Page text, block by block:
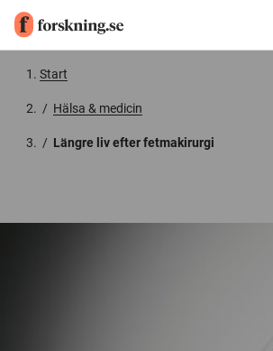
Start
/ Hälsa & medicin
/ Längre liv efter fetmakirurgi